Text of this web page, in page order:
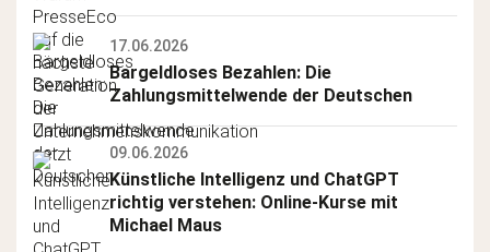
17.06.2026
Bargeldloses Bezahlen: Die
Zahlungsmittelwende der Deutschen
09.06.2026
Künstliche Intelligenz und ChatGPT
richtig verstehen: Online-Kurse mit
Michael Maus